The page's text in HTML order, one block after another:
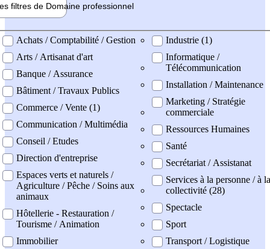
filtres de Domaine professionnel
professionel
Achats / Comptabilité / Gestion
Arts / Artisanat d'art
Banque / Assurance
Bâtiment / Travaux Publics
Commerce / Vente (1)
Communication / Multimédia
Conseil / Etudes
Direction d'entreprise
Espaces verts et naturels /
Agriculture / Pêche / Soins aux
animaux
Hôtellerie - Restauration /
Tourisme / Animation
Immobilier
Industrie (1)
Informatique /
Télécommunication
Installation / Maintenance
Marketing / Stratégie
commerciale
Ressources Humaines
Santé
Secrétariat / Assistanat
Services à la personne / à la
collectivité (28)
Spectacle
Sport
Transport / Logistique